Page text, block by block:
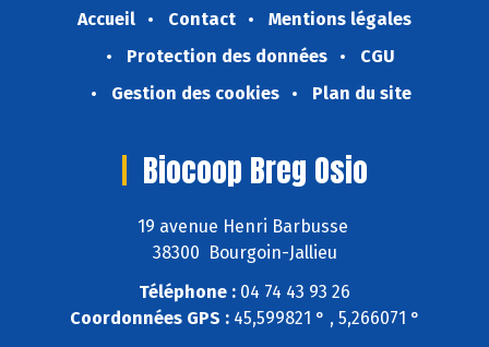
Accueil Contact
Mentions légales
Protection des données
CGU
Gestion des cookies
Plan du site
Biocoop Breg Osio
19 avenue Henri Barbusse
38300 Bourgoin-Jallieu
Téléphone : 04 74 43 93 26
Coordonnées GPS :45,599821 ° , 5,266071 °